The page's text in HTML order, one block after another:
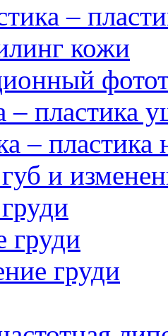
–
кожи
– пластика
– пластика
и
груди
груди